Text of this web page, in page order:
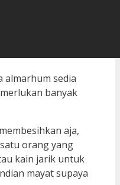
almarhum sedia
banyak
aja,
orang yang
kain jarik untuk
mayat supaya